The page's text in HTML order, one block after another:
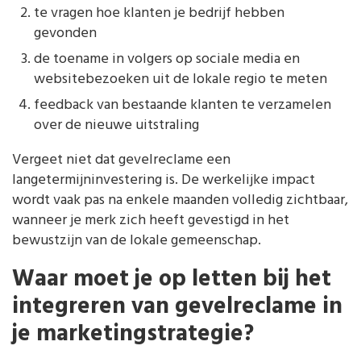
te vragen hoe klanten je bedrijf hebben
gevonden
de toename in volgers op sociale media en
websitebezoeken uit de lokale regio te meten
feedback van bestaande klanten te verzamelen
over de nieuwe uitstraling
Vergeet niet dat gevelreclame een
langetermijninvestering is. De werkelijke impact
wordt vaak pas na enkele maanden volledig zichtbaar,
wanneer je merk zich heeft gevestigd in het
bewustzijn van de lokale gemeenschap.
Waar moet je op letten bij het
integreren van gevelreclame in
je marketingstrategie?